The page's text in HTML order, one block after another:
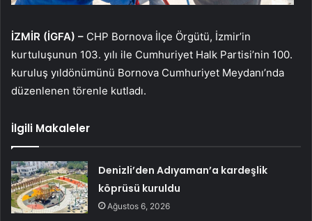
İZMİR (İGFA) – CHP Bornova İlçe Örgütü, İzmir’in
kurtuluşunun 103. yılı ile Cumhuriyet Halk Partisi’nin 100.
kuruluş yıldönümünü Bornova Cumhuriyet Meydanı’nda
düzenlenen törenle kutladı.
İlgili Makaleler
Denizli’den Adıyaman’a kardeşlik
köprüsü kuruldu
Ağustos 6, 2026